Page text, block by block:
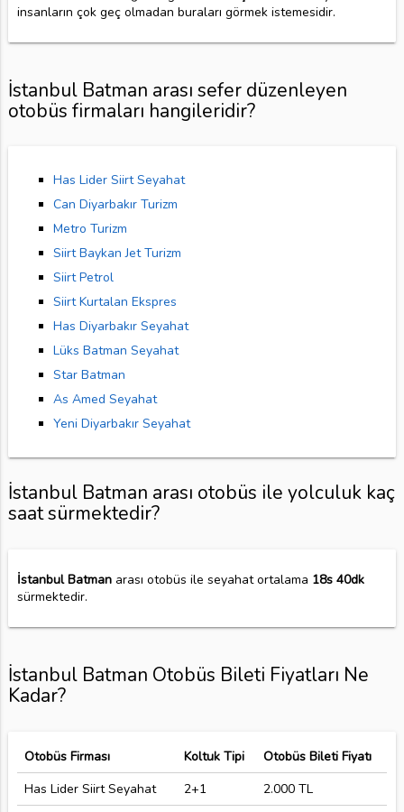
insanların çok geç olmadan buraları görmek istemesidir.
İstanbul Batman arası sefer düzenleyen
otobüs firmaları hangileridir?
Has Lider Siirt Seyahat
Can Diyarbakır Turizm
Metro Turizm
Siirt Baykan Jet Turizm
Siirt Petrol
Siirt Kurtalan Ekspres
Has Diyarbakır Seyahat
Lüks Batman Seyahat
Star Batman
As Amed Seyahat
Yeni Diyarbakır Seyahat
İstanbul Batman arası otobüs ile yolculuk kaç
saat sürmektedir?
İstanbul Batmanarası otobüs ile seyahat ortalama 18s 40dk
sürmektedir.
İstanbul Batman Otobüs Bileti Fiyatları Ne
Kadar?
Otobüs Firması Koltuk Tipi
Otobüs Bileti Fiyatı
Has Lider Siirt Seyahat
2+1
2.000 TL